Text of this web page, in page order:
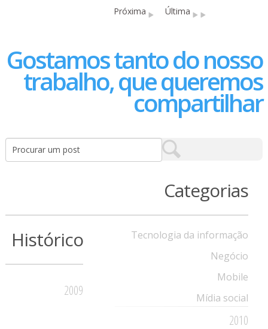
Próxima Última
Gostamos tanto do nosso
trabalho, que queremos
compartilhar
Categorias
Tecnologia da informação
Negócio
Mobile
Mídia social
Histórico
2009
2010